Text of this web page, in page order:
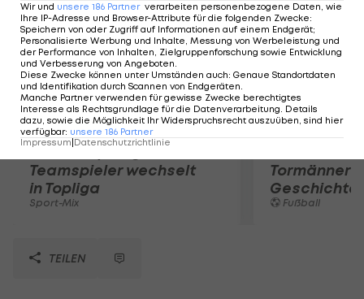
Karrieresprung! ÖVV-
Teamspieler wechselt
in Topliga
Sport-Mix
Tormänner
Geschichte
Fußball
TEILEN
Wir und unsere 186 Partner verarbeiten personenbezogene Daten, wie
Ihre IP-Adresse und Browser-Attribute für die folgenden Zwecke:
Speichern von oder Zugriff auf Informationen auf einem Endgerät;
Personalisierte Werbung und Inhalte, Messung von Werbeleistung und
der Performance von Inhalten, Zielgruppenforschung sowie Entwicklung
und Verbesserung von Angeboten.
Diese Zwecke können unter Umständen auch: Genaue Standortdaten
und Identifikation durch Scannen von Endgeräten.
Manche Partner verwenden für gewisse Zwecke berechtigtes
Interesse als Rechtsgrundlage für die Datenverarbeitung. Details
dazu, sowie die Möglichkeit Ihr Widerspruchsrecht auszuüben, sind hier
verfügbar: unsere 186 Partner
Impressum Datenschutzrichtlinie